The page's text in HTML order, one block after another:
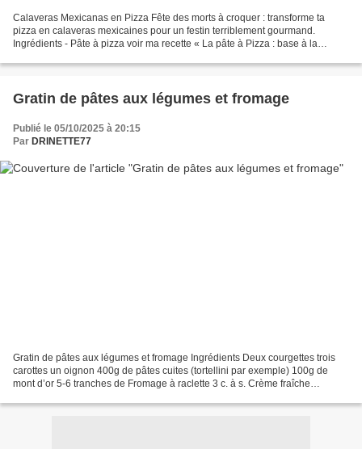
Calaveras Mexicanas en Pizza Fête des morts à croquer : transforme ta
pizza en calaveras mexicaines pour un festin terriblement gourmand.
Ingrédients - Pâte à pizza voir ma recette « La pâte à Pizza : base à la
Gratin de pâtes aux légumes et fromage
Publié le 05/10/2025 à 20:15
Par DRINETTE77
Gratin de pâtes aux légumes et fromage Ingrédients Deux courgettes trois
carottes un oignon 400g de pâtes cuites (tortellini par exemple) 100g de
mont d’or 5-6 tranches de Fromage à raclette 3 c. à s. Crème fraîche